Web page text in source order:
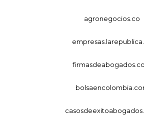
agronegocios.co